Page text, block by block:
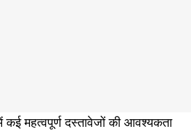
महत्वपूर्ण दस्तावेजों की आवश्यकता